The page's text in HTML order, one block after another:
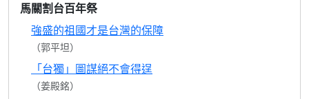
馬關割台百年祭
強盛的祖國才是台灣的保障
（郭平坦）
「台獨」圖謀絕不會得逞
（姜殿銘）